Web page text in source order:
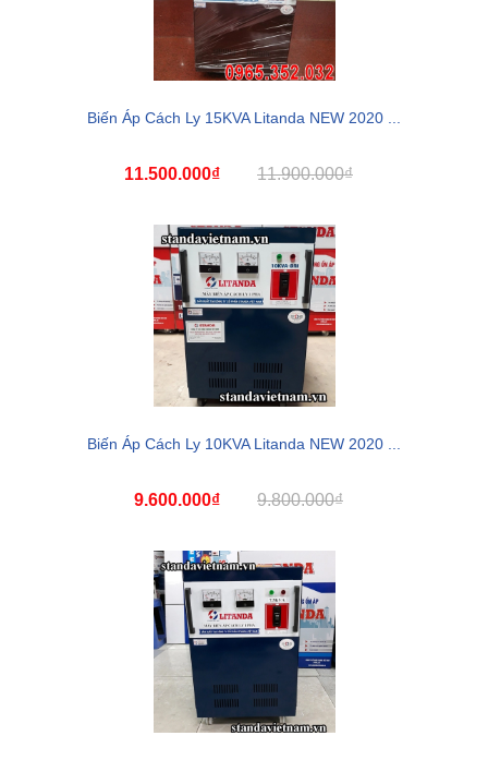
Biến Áp Cách Ly 15KVA Litanda NEW 2020 ...
11.500.000₫ 11.900.000₫
Biến Áp Cách Ly 10KVA Litanda NEW 2020 ...
9.600.000₫ 9.800.000₫